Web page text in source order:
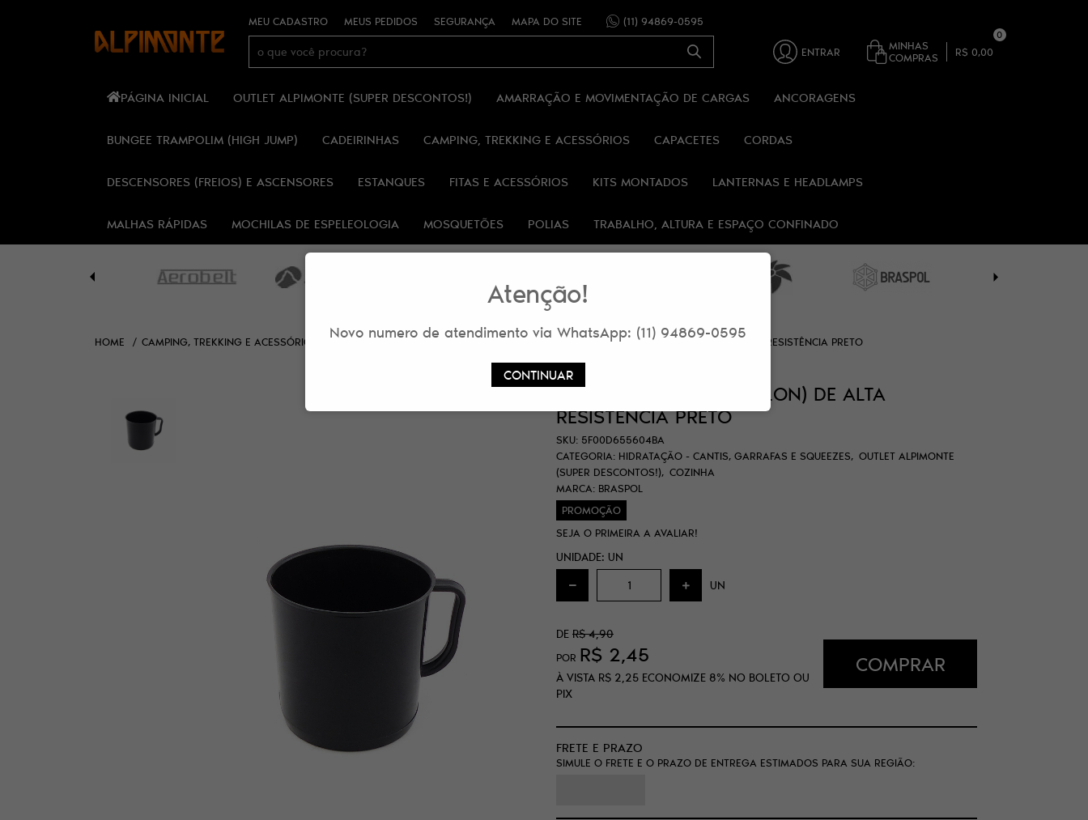
MEU CADASTRO MEUS PEDIDOS SEGURANÇA MAPA DO SITE (11) 94869-0595
ENTRAR
MINHAS
COMPRAS
0
R$ 0,00
PÁGINA INICIAL OUTLET ALPIMONTE (SUPER DESCONTOS!) AMARRAÇÃO E MOVIMENTAÇÃO DE CARGAS ANCORAGENS
BUNGEE TRAMPOLIM (HIGH JUMP) CADEIRINHAS CAMPING, TREKKING E ACESSÓRIOS CAPACETES CORDAS
DESCENSORES (FREIOS) E ASCENSORES ESTANQUES FITAS E ACESSÓRIOS KITS MONTADOS LANTERNAS E HEADLAMPS
MALHAS RÁPIDAS MOCHILAS DE ESPELEOLOGIA MOSQUETÕES POLIAS TRABALHO, ALTURA E ESPAÇO CONFINADO
HOME CAMPING, TREKKING E ACESSÓRIOS HIDRATAÇÃO - CANTIS, GARRAFAS E SQUEEZES CANECO PLÁSTICO (NYLON) DE ALTA RESISTÊNCIA PRETO
CANECO PLÁSTICO (NYLON) DE ALTA
RESISTÊNCIA PRETO
SKU: 5F00D655604BA
CATEGORIA: HIDRATAÇÃO - CANTIS, GARRAFAS E SQUEEZES
OUTLET ALPIMONTE
(SUPER DESCONTOS!)
COZINHA
MARCA: BRASPOL
PROMOÇÃO
SEJA O PRIMEIRA A AVALIAR!
UNIDADE: UN
UN
DE R$ 4,90
POR R$ 2,45
À VISTA R$ 2,25 ECONOMIZE 8% NO BOLETO OU
PIX
COMPRAR
FRETE E PRAZO
SIMULE O FRETE E O PRAZO DE ENTREGA ESTIMADOS PARA SUA REGIÃO:
Atenção!
Novo numero de atendimento via WhatsApp: (11) 94869-0595
CONTINUAR